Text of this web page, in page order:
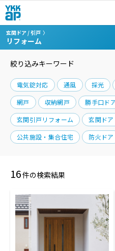
商品を探す
カテゴリから探す
玄関ドア / 引戸
リフォーム
絞り込みキーワード
電気錠対応 通風 採光
網戸
収納網戸
勝手口ド
玄関引戸リフォーム
玄関ド
公共施設・集合住宅
防火ドア
16件の検索結果